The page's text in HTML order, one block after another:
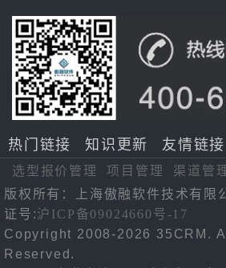
热门链接 知识更新 友情链接
选型报价管理 项目管理 渠道管
版权所有：上海傲融软件技术有限
证号:沪ICP备09024660号-17
Copyright 2008-2026 35CRM.
Reserved.